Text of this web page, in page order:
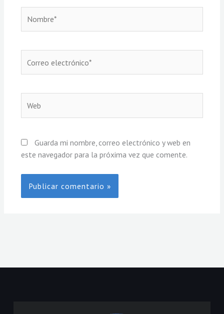
electrónico*
Guarda mi nombre, correo electrónico y web en
este navegador para la próxima vez que comente.